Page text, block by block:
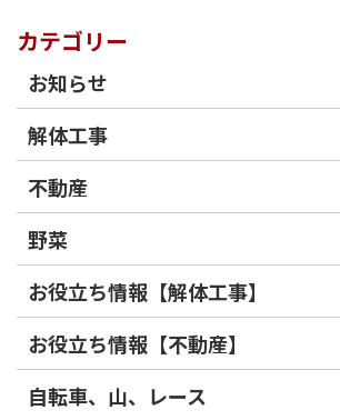
カテゴリー
お知らせ
解体工事
不動産
野菜
お役立ち情報【解体工事】
お役立ち情報【不動産】
自転車、山、レース